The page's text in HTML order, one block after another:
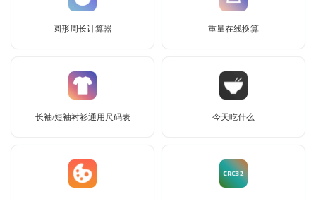
圆形周长计算器 重量在线换算
长袖/短袖衬衫通用尺码表 今天吃什么